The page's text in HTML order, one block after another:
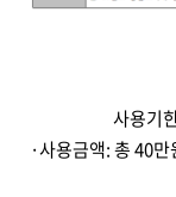
사용기
·사용금액:총40만